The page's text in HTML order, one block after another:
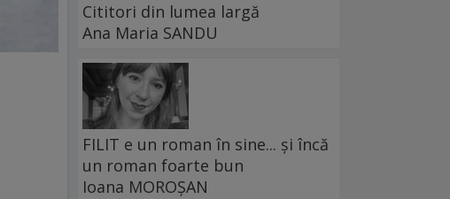
Cititori din lumea largă
Ana Maria SANDU
FILIT e un roman în sine... și încă
un roman foarte bun
Ioana MOROȘAN